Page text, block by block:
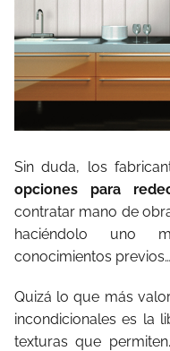
Sin duda, los
opciones para
contratar mano de
haciéndolo uno
conocimientos previos…
Quizá lo que más
incondicionales es la
texturas que